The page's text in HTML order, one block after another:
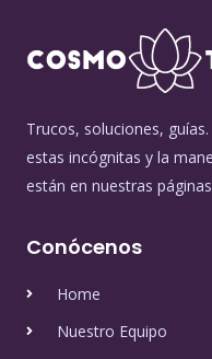
Trucos, soluciones,
estas incógnitas y la
están en nuestras
Conócenos
Home
Nuestro Equipo